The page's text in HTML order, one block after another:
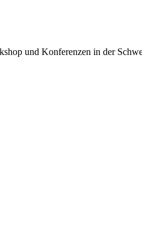
und Konferenzen in der